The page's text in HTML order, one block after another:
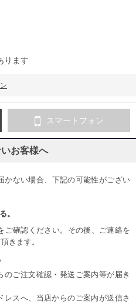
ります
スマートフォン
お客様へ
かない場合、下記の可能性がござい
。
ご確認ください。その後、ご連絡を
きます。
ご注文確認・発送ご案内等が届き
スへ、当店からのご案内が送信さ